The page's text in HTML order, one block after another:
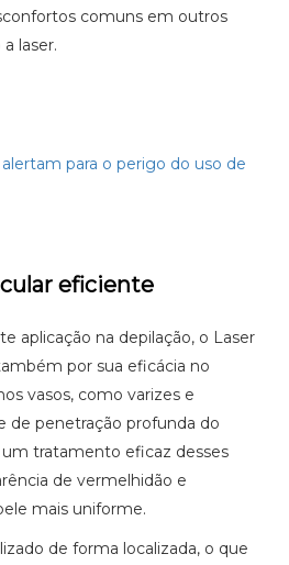
comuns em outros
laser.
para o perigo do uso de
eficiente
aplicação na depilação, o Laser
por sua eficácia no
vasos, como varizes e
de penetração profunda do
um tratamento eficaz desses
de vermelhidão e
mais uniforme.
de forma localizada, o que